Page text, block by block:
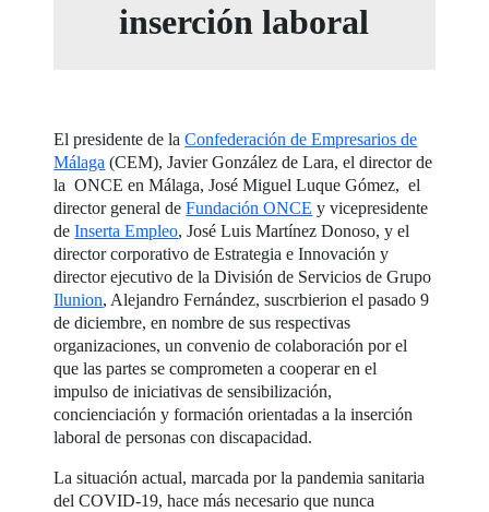
inserción laboral
El presidente de laConfederación de Empresarios de
Málaga (CEM), Javier González de Lara, el director de
la ONCE en Málaga, José Miguel Luque Gómez, el
director general deFundación ONCE y vicepresidente
deInserta Empleo, José Luis Martínez Donoso, y el
director corporativo de Estrategia e Innovación y
director ejecutivo de la División de Servicios de Grupo
Ilunion, Alejandro Fernández, suscrbierion el pasado 9
de diciembre, en nombre de sus respectivas
organizaciones, un convenio de colaboración por el
que las partes se comprometen a cooperar en el
impulso de iniciativas de sensibilización,
concienciación y formación orientadas a la inserción
laboral de personas con discapacidad.
La situación actual, marcada por la pandemia sanitaria
del COVID-19, hace más necesario que nunca